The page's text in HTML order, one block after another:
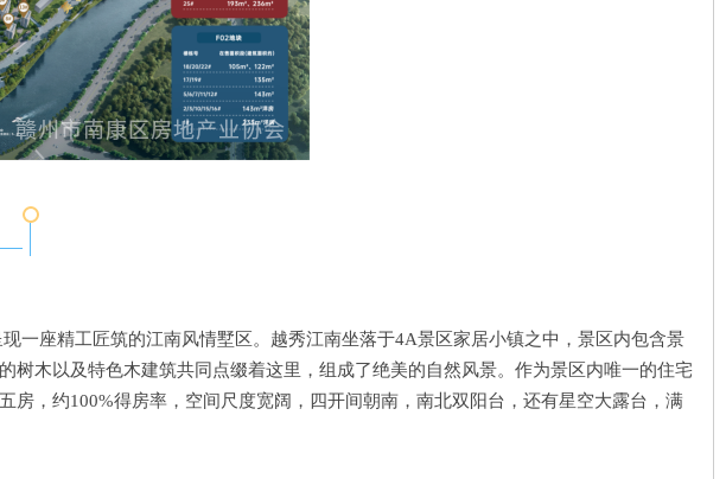
一座精工匠筑的江南风情墅区。越秀江南坐落于4A景区家居小镇之中，景区内包含景
木以及特色木建筑共同点缀着这里，组成了绝美的自然风景。作为景区内唯一的住宅
五房，约100%得房率，空间尺度宽阔，四开间朝南，南北双阳台，还有星空大露台，满